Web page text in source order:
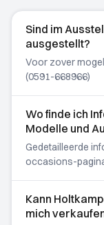
Sind im
ausgestellt?
Voor zover
(0591-668966)
Wo finde ich
Modelle und
Gedetailleerde
occasions-
Kann
mich